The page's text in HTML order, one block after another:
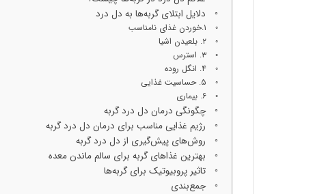
دلایل ابتلای گربه‌ها به دل درد
۱.خوردن غذای نامناسب
۲. بلعیدن اشیا
۳. استرس
۴. انگل روده
۵. حساسیت غذایی
۶. بیماری
چگونگی درمان دل درد گربه
رژیم غذایی مناسب برای درمان دل درد گربه
روش‌های پیش‌گیری از دل درد گربه
بهترین غذاهای گربه برای سالم ماندن معده
تاثیر پروبیوتیک برای گربه‌ها
جمع‌بندی